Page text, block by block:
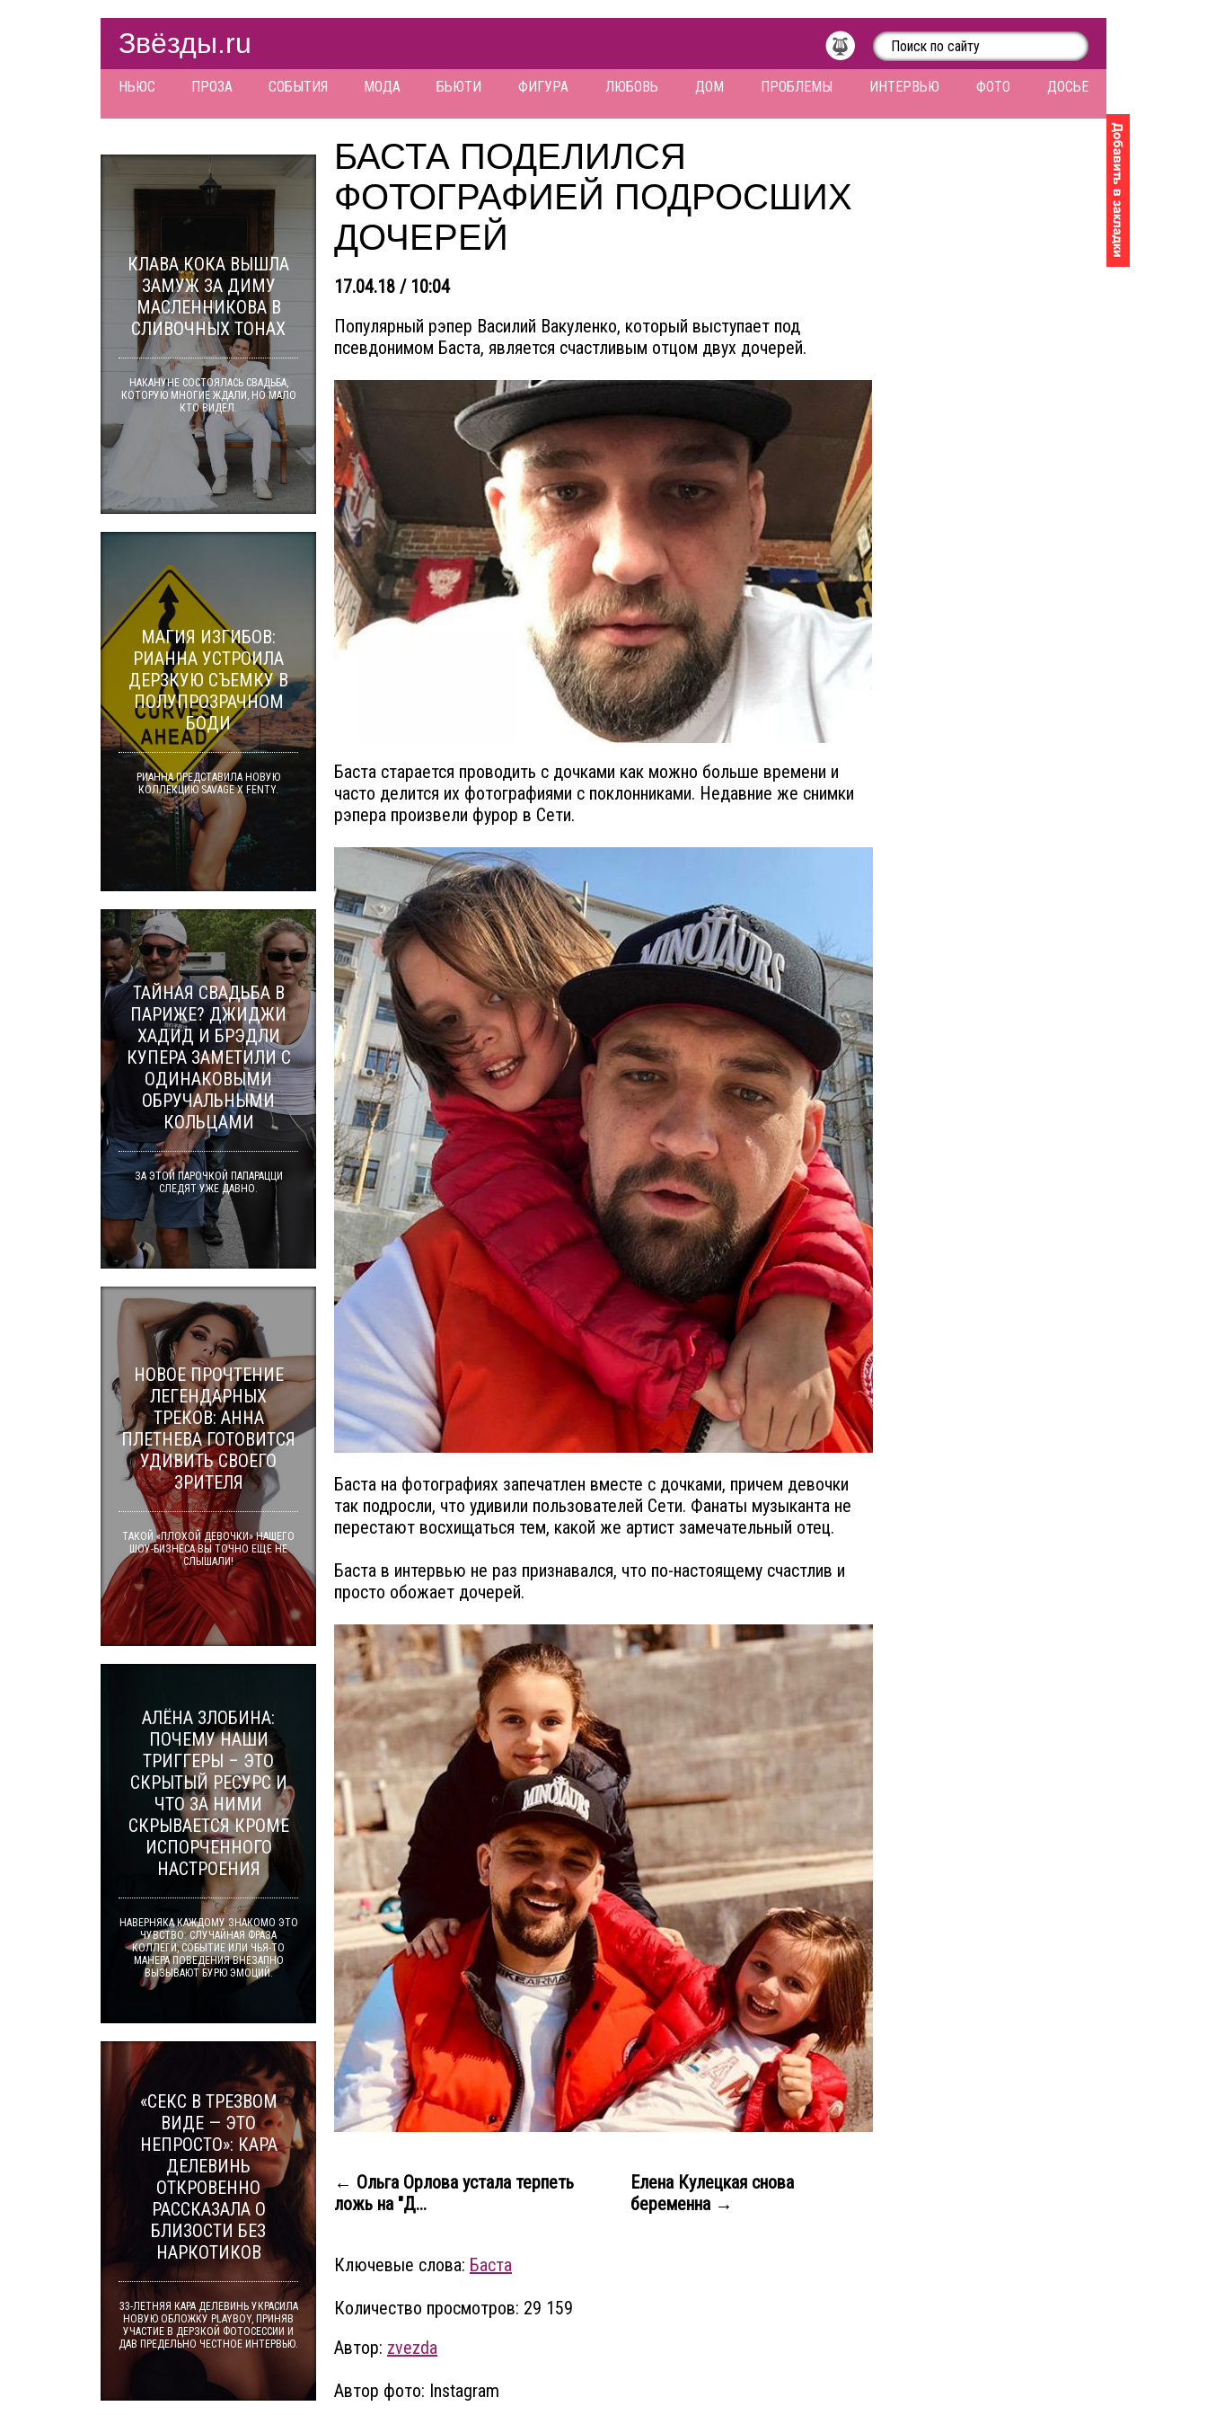
Звёзды.ru
НЬЮС ПРОЗА СОБЫТИЯ МОДА БЬЮТИ ФИГУРА ЛЮБОВЬ ДОМ ПРОБЛЕМЫ ИНТЕРВЬЮ ФОТО ДОСЬЕ
БАСТА ПОДЕЛИЛСЯ
ФОТОГРАФИЕЙ ПОДРОСШИХ
ДОЧЕРЕЙ
17.04.18 / 10:04
Популярный рэпер Василий Вакуленко, который выступает под
псевдонимом Баста, является счастливым отцом двух дочерей.
Баста старается проводить с дочками как можно больше времени и
часто делится их фотографиями с поклонниками. Недавние же снимки
рэпера произвели фурор в Сети.
Баста на фотографиях запечатлен вместе с дочками, причем девочки
так подросли, что удивили пользователей Сети. Фанаты музыканта не
перестают восхищаться тем, какой же артист замечательный отец.
Баста в интервью не раз признавался, что по-настоящему счастлив и
просто обожает дочерей.
← Ольга Орлова устала терпеть
ложь на "Д...
Елена Кулецкая снова
беременна →
Ключевые слова: Баста
Количество просмотров: 29 159
Автор: zvezda
Автор фото: Instagram
КЛАВА КОКА ВЫШЛА
ЗАМУЖ ЗА ДИМУ
МАСЛЕННИКОВА В
СЛИВОЧНЫХ ТОНАХ
НАКАНУНЕ СОСТОЯЛАСЬ СВАДЬБА,
КОТОРУЮ МНОГИЕ ЖДАЛИ, НО МАЛО
КТО ВИДЕЛ.
МАГИЯ ИЗГИБОВ:
РИАННА УСТРОИЛА
ДЕРЗКУЮ СЪЕМКУ В
ПОЛУПРОЗРАЧНОМ
БОДИ
РИАННА ПРЕДСТАВИЛА НОВУЮ
КОЛЛЕКЦИЮ SAVAGE X FENTY.
ТАЙНАЯ СВАДЬБА В
ПАРИЖЕ? ДЖИДЖИ
ХАДИД И БРЭДЛИ
КУПЕРА ЗАМЕТИЛИ С
ОДИНАКОВЫМИ
ОБРУЧАЛЬНЫМИ
КОЛЬЦАМИ
ЗА ЭТОЙ ПАРОЧКОЙ ПАПАРАЦЦИ
СЛЕДЯТ УЖЕ ДАВНО.
НОВОЕ ПРОЧТЕНИЕ
ЛЕГЕНДАРНЫХ
ТРЕКОВ: АННА
ПЛЕТНЕВА ГОТОВИТСЯ
УДИВИТЬ СВОЕГО
ЗРИТЕЛЯ
ТАКОЙ «ПЛОХОЙ ДЕВОЧКИ» НАШЕГО
ШОУ-БИЗНЕСА ВЫ ТОЧНО ЕЩЕ НЕ
СЛЫШАЛИ!
АЛЁНА ЗЛОБИНА:
ПОЧЕМУ НАШИ
ТРИГГЕРЫ – ЭТО
СКРЫТЫЙ РЕСУРС И
ЧТО ЗА НИМИ
СКРЫВАЕТСЯ КРОМЕ
ИСПОРЧЕННОГО
НАСТРОЕНИЯ
НАВЕРНЯКА КАЖДОМУ ЗНАКОМО ЭТО
ЧУВСТВО: СЛУЧАЙНАЯ ФРАЗА
КОЛЛЕГИ, СОБЫТИЕ ИЛИ ЧЬЯ-ТО
МАНЕРА ПОВЕДЕНИЯ ВНЕЗАПНО
ВЫЗЫВАЮТ БУРЮ ЭМОЦИЙ.
«СЕКС В ТРЕЗВОМ
ВИДЕ — ЭТО
НЕПРОСТО»: КАРА
ДЕЛЕВИНЬ
ОТКРОВЕННО
РАССКАЗАЛА О
БЛИЗОСТИ БЕЗ
НАРКОТИКОВ
33-ЛЕТНЯЯ КАРА ДЕЛЕВИНЬ УКРАСИЛА
НОВУЮ ОБЛОЖКУ PLAYBOY, ПРИНЯВ
УЧАСТИЕ В ДЕРЗКОЙ ФОТОСЕССИИ И
ДАВ ПРЕДЕЛЬНО ЧЕСТНОЕ ИНТЕРВЬЮ.